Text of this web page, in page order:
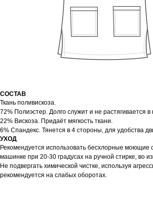
СОСТАВ
Ткань поливискоза.
72% Полиэстер. Долго служит и не растягивается в
22% Вискоза. Придаёт мягкость ткани.
6% Спандекс. Тянется в 4 стороны, для удобства
УХОД
Рекомендуется использовать бесхлорные моющие
машинке при 20-30 градусах на ручной стирке, во
Не подвергать химической чистке, используя
рекомендуется на слабых оборотах.